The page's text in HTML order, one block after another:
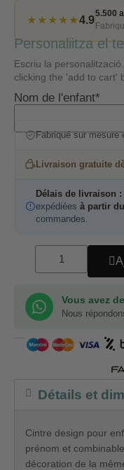
★★★★★4.9
5.500
Personaliitza el
Escriu la
clicking the 'add to cart'
Nom de l'enfant*
Fabriqué sur mesure
Livraison gratuite
Délais de livraison :
expédiées à partir
commandes.
Vous avez
Nous
Détails et
Cintre design pour
prénom et
décoration de la